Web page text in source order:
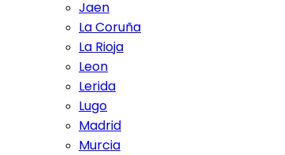
Jaen
La Coruña
La Rioja
Leon
Lerida
Lugo
Madrid
Murcia